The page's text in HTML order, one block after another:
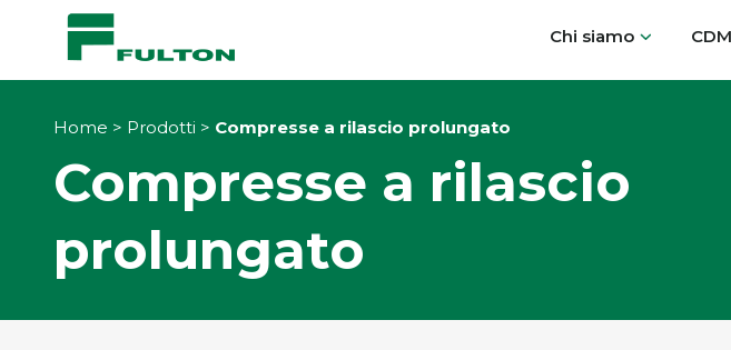
Chi siamo
Home > Prodotti > Compresse a rilascio prolungato
Compresse a rilascio
prolungato